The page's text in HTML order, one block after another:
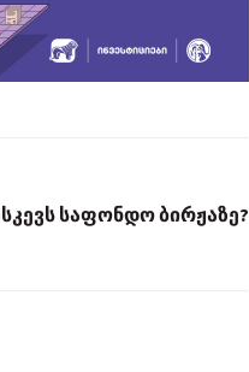
საფონდო ბირჟაზე?